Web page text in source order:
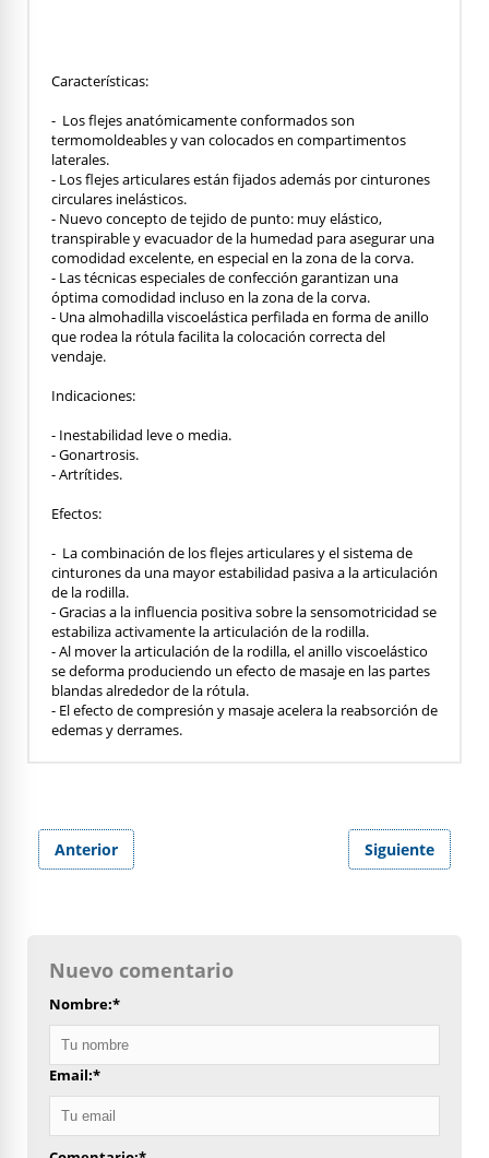
Características:
- Los flejes anatómicamente conformados son
termomoldeables y van colocados en compartimentos
laterales.
- Los flejes articulares están fijados además por cinturones
circulares inelásticos.
- Nuevo concepto de tejido de punto: muy elástico,
transpirable y evacuador de la humedad para asegurar una
comodidad excelente, en especial en la zona de la corva.
- Las técnicas especiales de confección garantizan una
óptima comodidad incluso en la zona de la corva.
- Una almohadilla viscoelástica perfilada en forma de anillo
que rodea la rótula facilita la colocación correcta del
vendaje.
Indicaciones:
- Inestabilidad leve o media.
- Gonartrosis.
- Artrítides.
Efectos:
- La combinación de los flejes articulares y el sistema de
cinturones da una mayor estabilidad pasiva a la articulación
de la rodilla.
- Gracias a la influencia positiva sobre la sensomotricidad se
estabiliza activamente la articulación de la rodilla.
- Al mover la articulación de la rodilla, el anillo viscoelástico
se deforma produciendo un efecto de masaje en las partes
blandas alrededor de la rótula.
- El efecto de compresión y masaje acelera la reabsorción de
edemas y derrames.
Anterior Siguiente
Nuevo comentario
Nombre:*
Email:*